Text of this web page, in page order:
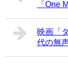
「One
映画「
代の無